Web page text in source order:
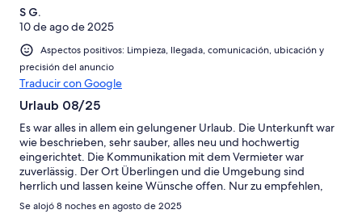
S G.
10 de ago de 2025
Aspectos positivos: Limpieza, llegada, comunicación, ubicación y
precisión del anuncio
Traducir con Google
Urlaub 08/25
Es war alles in allem ein gelungener Urlaub. Die Unterkunft war
wie beschrieben, sehr sauber, alles neu und hochwertig
eingerichtet. Die Kommunikation mit dem Vermieter war
zuverlässig. Der Ort Überlingen und die Umgebung sind
herrlich und lassen keine Wünsche offen. Nur zu empfehlen,
gerne wieder.
Se alojó 8 noches en agosto de 2025